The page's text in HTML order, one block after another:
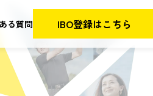
る質問 IBO登録はこちら